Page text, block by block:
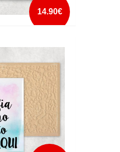
14.90€
mais info
add à lista